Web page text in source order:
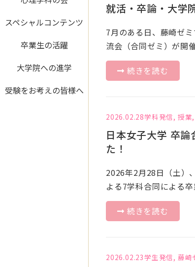
スペシャルコンテンツ
卒業生の活躍
大学院への進学
受験をお考えの皆様へ
就活・卒論・大学
7月のある日、藤崎ゼ
流会（合同ゼミ）が開
続きを読む
2026.02.28学科発信, 授業,
日本女子大学 卒
た！
2026年2月28日（土）
よる7学科合同による
続きを読む
2026.02.23学生発信, 藤崎